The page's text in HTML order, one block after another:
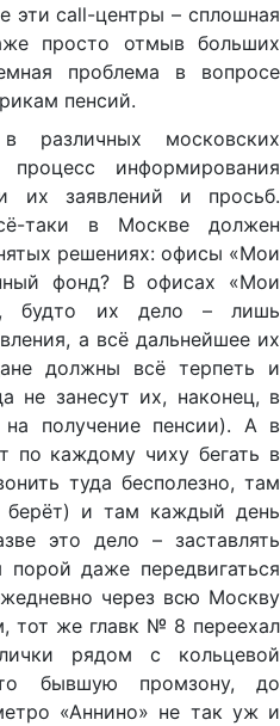
эти call-центры – сплошная
просто отмыв больших
проблема в вопросе
пенсий.
московских
информирования
их заявлений и просьб.
таки в Москве должен
решениях: офисы «Мои
фонд? В офисах «Мои
будто их дело – лишь
а всё дальнейшее их
должны всё терпеть и
не занесут их, наконец, в
на получение пенсии). А в
по каждому чиху бегать в
туда бесполезно, там
берёт) и там каждый день
это дело – заставлять
даже передвигаться
через всю Москву
тот же главк № 8 переехал
рядом с кольцевой
бывшую промзону, до
«Аннино» не так уж и